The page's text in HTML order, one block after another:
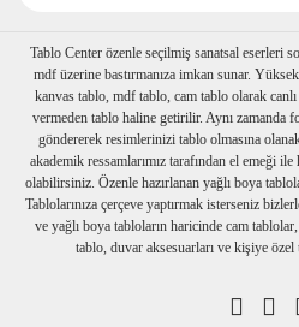
Tablo Center özenle seçilmiş sanatsal eserleri
mdf üzerine bastırmanıza imkan sunar.
kanvas tablo, mdf tablo, cam tablo olarak
vermeden tablo haline getirilir. Aynı zamanda
göndererek resimlerinizi tablo olmasına
akademik ressamlarımız tarafından el emeği
olabilirsiniz. Özenle hazırlanan yağlı boya
Tablolarınıza çerçeve yaptırmak isterseniz
ve yağlı boya tabloların haricinde cam
tablo, duvar aksesuarları ve kişiye